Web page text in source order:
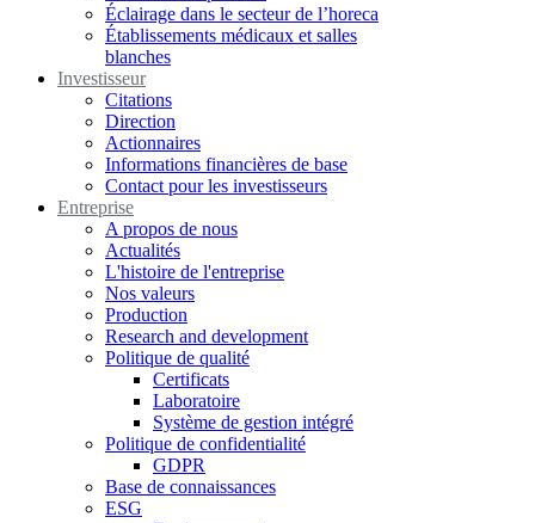
Éclairage dans le secteur de l’horeca
Établissements médicaux et salles
blanches
Investisseur
Citations
Direction
Actionnaires
Informations financières de base
Contact pour les investisseurs
Entreprise
A propos de nous
Actualités
L'histoire de l'entreprise
Nos valeurs
Production
Research and development
Politique de qualité
Certificats
Laboratoire
Système de gestion intégré
Politique de confidentialité
GDPR
Base de connaissances
ESG